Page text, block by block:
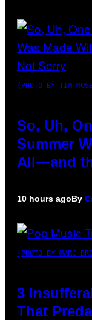
(PHOTO BY TIM
So, Uh,
Summer
All—and
10 hours agoBy
(PHOTO BY MARC
3
That